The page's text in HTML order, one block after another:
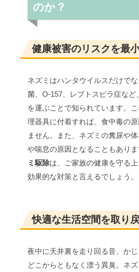
のか？
健康被害のリスクを最
ネズミはハンタウイルスだけで
菌、O-157、レプトスピラ症など
を運ぶことで知られています。
理器具に付着すれば、食中毒の
ません。また、ネズミの糞尿や
や喘息の原因となることもあり
ミ駆除は、ご家族の健康を守る
効果的な対策と言えるでしょう。
快適な生活空間を取り
夜中に天井裏を走り回る音、かじ
どこからともなく漂う異臭。ネズ